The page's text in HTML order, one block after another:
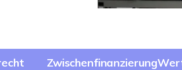
Zwischenfinanzierung